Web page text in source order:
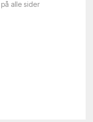
alle sider